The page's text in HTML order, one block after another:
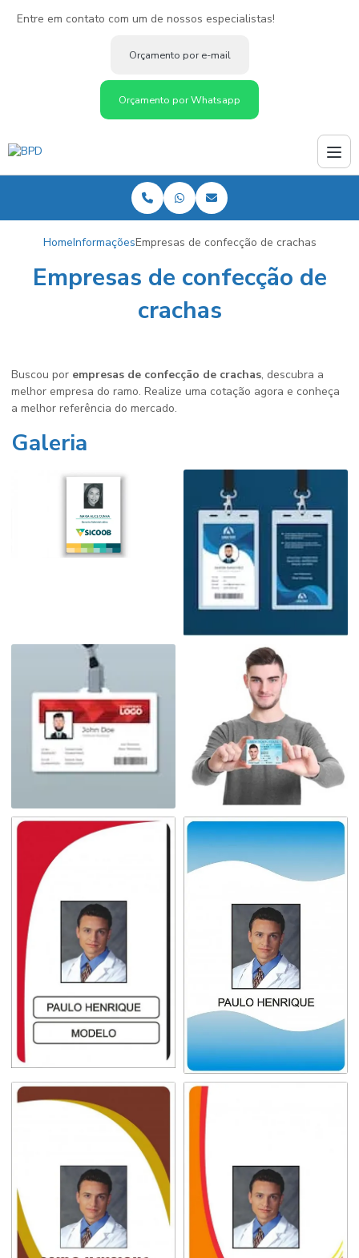
Entre em contato com um de nossos especialistas!
Orçamento por e-mail
Orçamento por Whatsapp
HomeInformaçõesEmpresas de confecção de crachas
Empresas de confecção de
crachas
Buscou por empresas de confecção de crachas, descubra a
melhor empresa do ramo. Realize uma cotação agora e conheça
a melhor referência do mercado.
Galeria